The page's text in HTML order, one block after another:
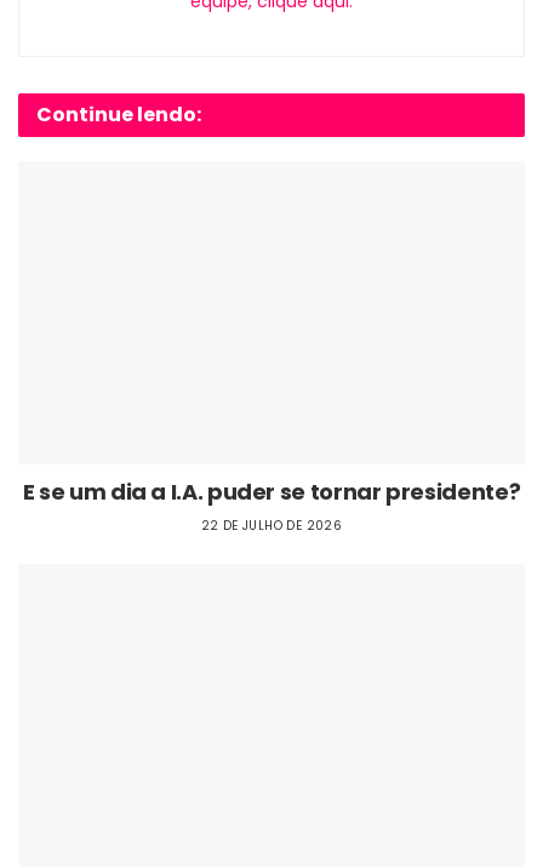
Continue lendo:
E se um dia a I.A. puder se tornar presidente?
22 DE JULHO DE 2026